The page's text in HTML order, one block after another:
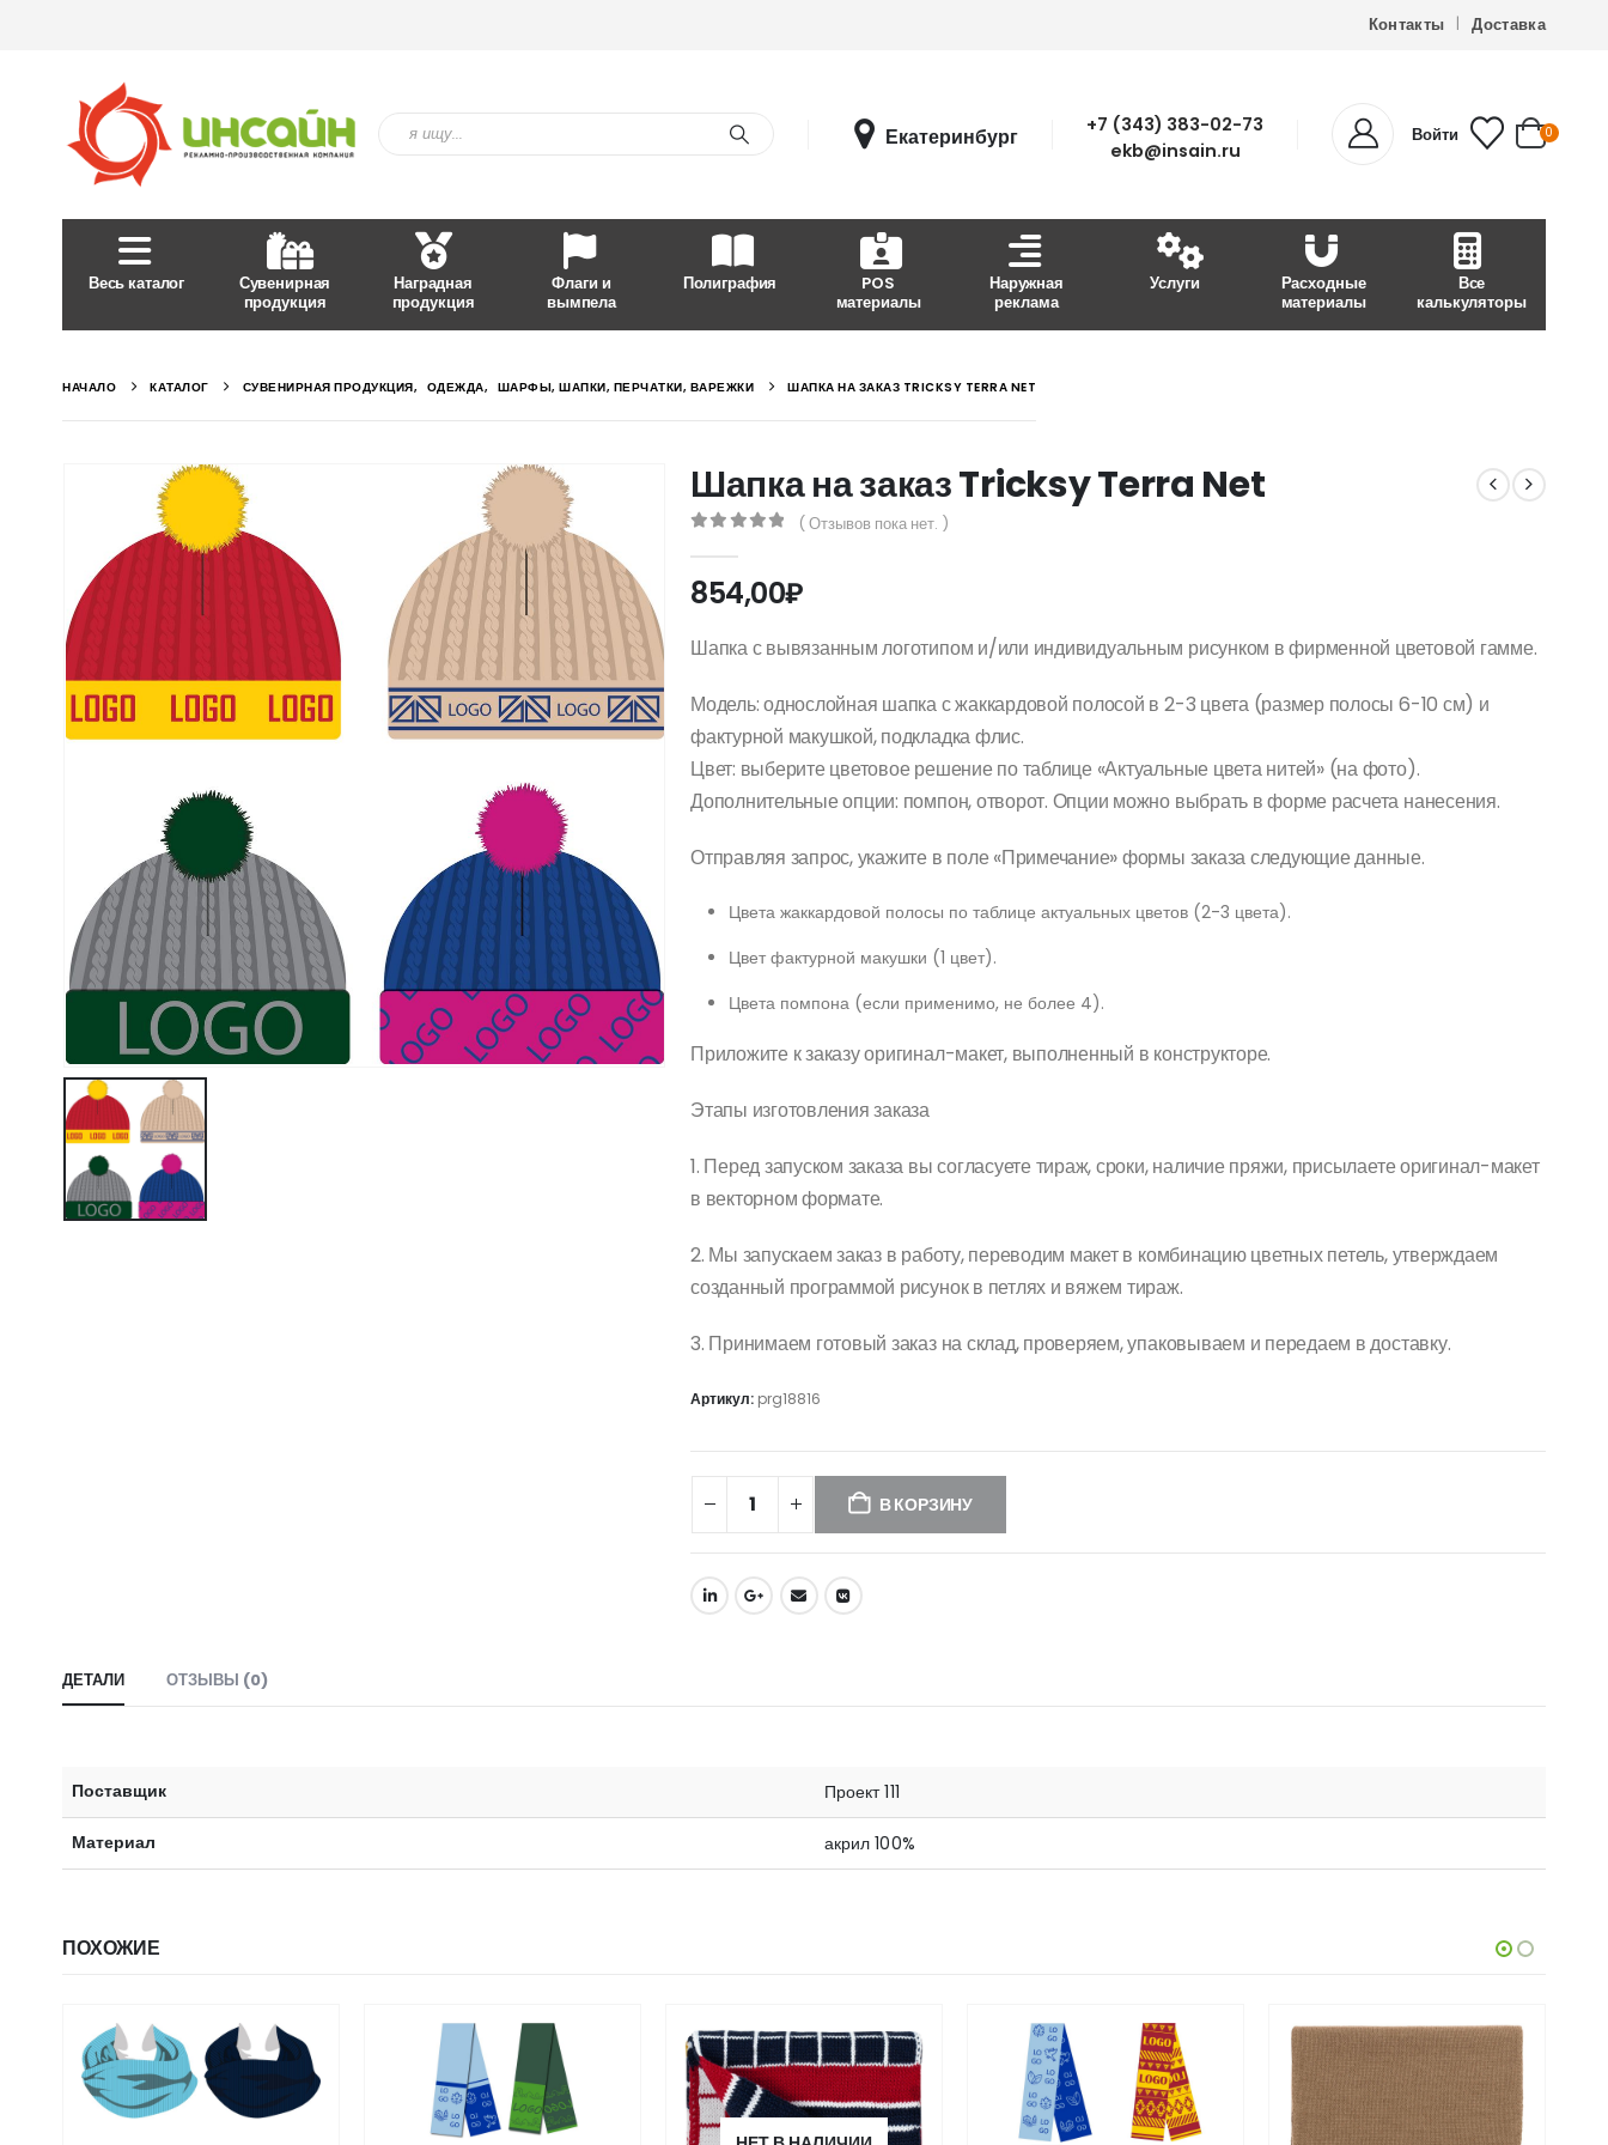
Контакты Доставка
Екатеринбург
+7 (343) 383-02-73
ekb@insain.ru
Войти 0
Весь каталог
Сувенирная
продукция
Наградная
продукция
Флаги и
вымпела
Полиграфия
POS
материалы
Наружная
реклама
Услуги
Расходные
материалы
Все
калькуляторы
НАЧАЛО КАТАЛОГ СУВЕНИРНАЯ ПРОДУКЦИЯ, ОДЕЖДА, ШАРФЫ, ШАПКИ, ПЕРЧАТКИ, ВАРЕЖКИ ШАПКА НА ЗАКАЗ TRICKSY TERRA NET
Шапка на заказ Tricksy Terra Net
( Отзывов пока нет. )
854,00₽
Шапка с вывязанным логотипом и/или индивидуальным рисунком в фирменной цветовой гамме.
Модель: однослойная шапка с жаккардовой полосой в 2-3 цвета (размер полосы 6-10 см) и
фактурной макушкой, подкладка флис.
Цвет: выберите цветовое решение по таблице «Актуальные цвета нитей» (на фото).
Дополнительные опции: помпон, отворот. Опции можно выбрать в форме расчета нанесения.
Отправляя запрос, укажите в поле «Примечание» формы заказа следующие данные.
Цвета жаккардовой полосы по таблице актуальных цветов (2-3 цвета).
Цвет фактурной макушки (1 цвет).
Цвета помпона (если применимо, не более 4).
Приложите к заказу оригинал-макет, выполненный в конструкторе.
Этапы изготовления заказа
1. Перед запуском заказа вы согласуете тираж, сроки, наличие пряжи, присылаете оригинал-макет
в векторном формате.
2. Мы запускаем заказ в работу, переводим макет в комбинацию цветных петель, утверждаем
созданный программой рисунок в петлях и вяжем тираж.
3. Принимаем готовый заказ на склад, проверяем, упаковываем и передаем в доставку.
Артикул: prg18816
В КОРЗИНУ
ДЕТАЛИ ОТЗЫВЫ (0)
Поставщик Проект 111
Материал акрил 100%
ПОХОЖИЕ